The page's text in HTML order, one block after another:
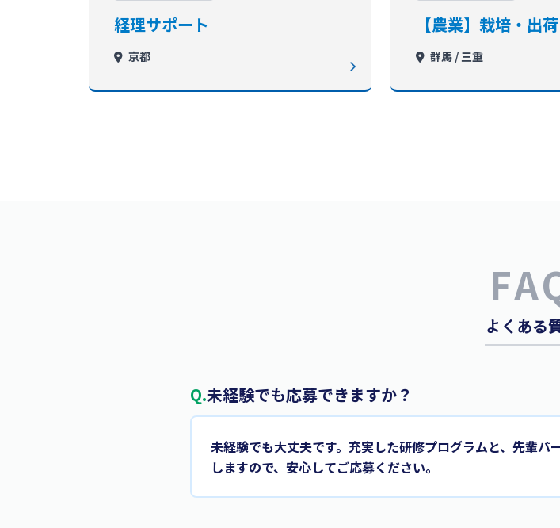
経理サポート
京都
【農業】栽培・出
群馬 / 三重
よくある
Q.未経験でも応募できますか？
未経験でも大丈夫です。充実した研修プログラムと、先輩
しますので、安心してご応募ください。